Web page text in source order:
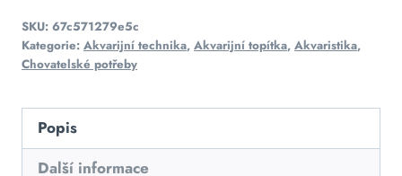
SKU: 67c571279e5c
Kategorie: Akvarijní technika, Akvarijní topítka, Akvaristika,
Chovatelské potřeby
Popis
Další informace